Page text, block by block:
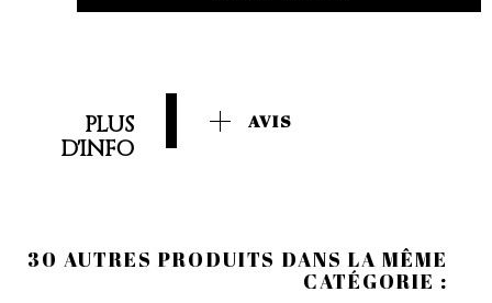
PLUS
D'INFO
AVIS
30 AUTRES PRODUITS DANS LA MÊME
CATÉGORIE :